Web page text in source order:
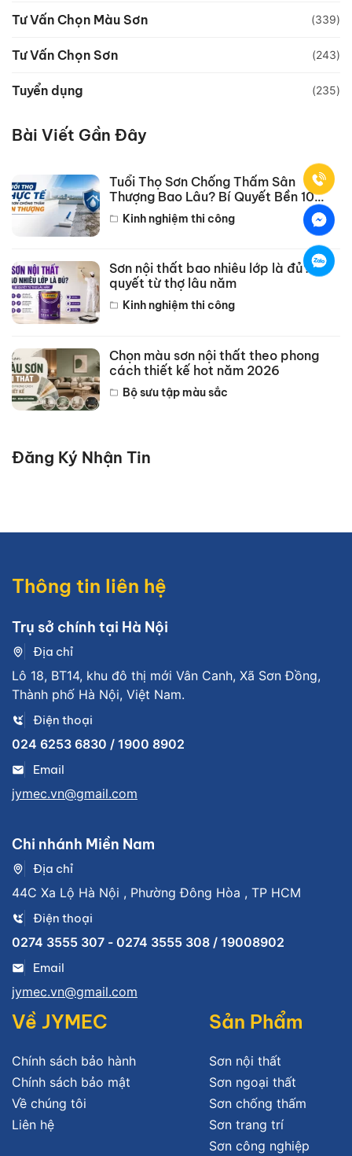
Tư Vấn Chọn Màu Sơn (339)
Tư Vấn Chọn Sơn (243)
Tuyển dụng (235)
Bài Viết Gần Đây
Tuổi Thọ Sơn Chống Thấm Sân
Thượng Bao Lâu? Bí Quyết Bền 10
NămKinh nghiệm thi công
Sơn nội thất bao nhiêu lớp là đủ? Bí
quyết từ thợ lâu năm
Kinh nghiệm thi công
Chọn màu sơn nội thất theo phong
cách thiết kế hot năm 2026
Bộ sưu tập màu sắc
Đăng Ký Nhận Tin
Thông tin liên hệ
Trụ sở chính tại Hà Nội
Địa chỉ
Lô 18, BT14, khu đô thị mới Vân Canh, Xã Sơn Đồng,
Thành phố Hà Nội, Việt Nam.
Điện thoại
024 6253 6830 / 1900 8902
Email
jymec.vn@gmail.com
Chi nhánh Miền Nam
Địa chỉ
44C Xa Lộ Hà Nội , Phường Đông Hòa , TP HCM
Điện thoại
0274 3555 307 - 0274 3555 308 / 19008902
Email
jymec.vn@gmail.com
Về JYMEC
Chính sách bảo hành
Chính sách bảo mật
Về chúng tôi
Liên hệ
Sản Phẩm
Sơn nội thất
Sơn ngoại thất
Sơn chống thấm
Sơn trang trí
Sơn công nghiệp